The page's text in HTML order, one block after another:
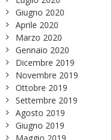
Giugno 2020
Aprile 2020
Marzo 2020
Gennaio 2020
Dicembre 2019
Novembre 2019
Ottobre 2019
Settembre 2019
Agosto 2019
Giugno 2019